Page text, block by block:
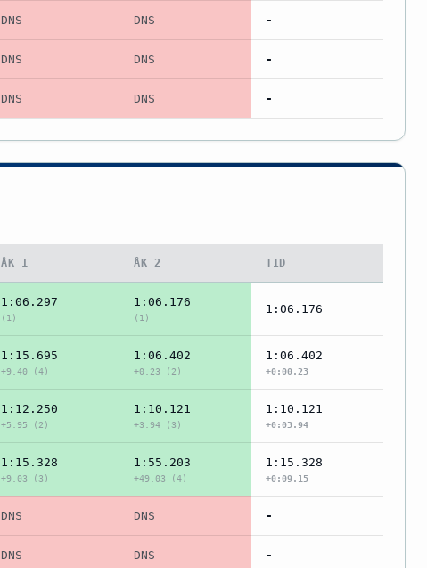
DNS DNS -
DNS DNS -
DNS DNS -
ÅK 1 ÅK 2 TID
1:06.297
(1)
1:06.176
(1)
1:06.176
1:15.695
+9.40 (4)
1:06.402
+0.23 (2)
1:06.402
+0:00.23
1:12.250
+5.95 (2)
1:10.121
+3.94 (3)
1:10.121
+0:03.94
1:15.328
+9.03 (3)
1:55.203
+49.03 (4)
1:15.328
+0:09.15
DNS DNS -
DNS DNS -